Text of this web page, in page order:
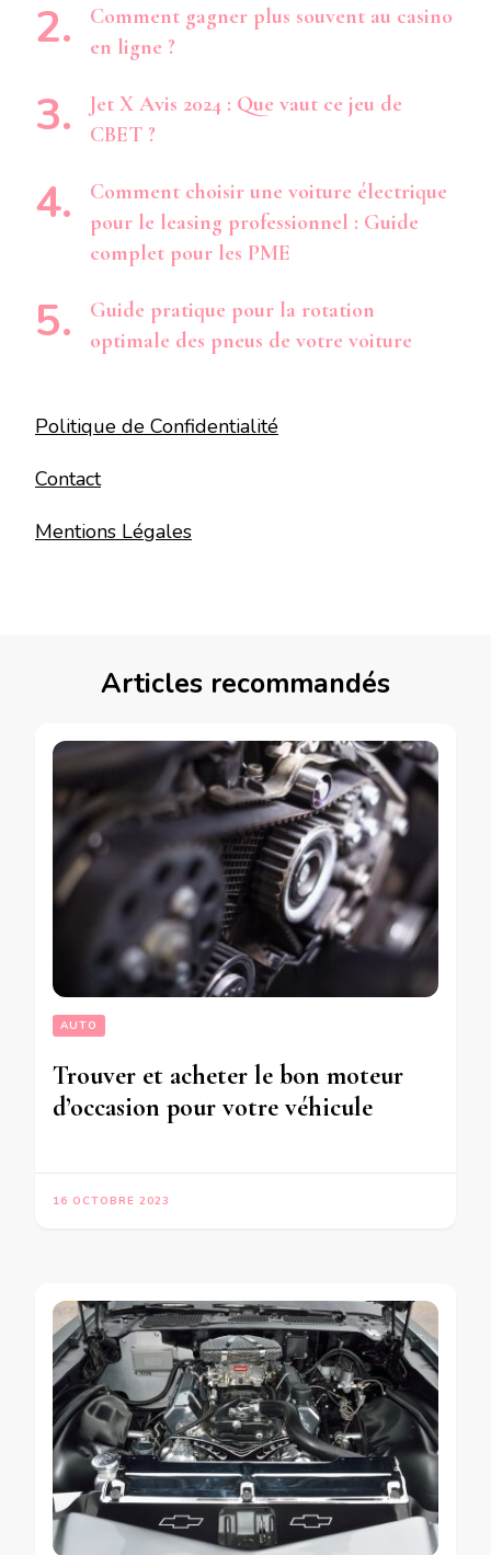
Comment gagner plus souvent au casino
en ligne ?
Jet X Avis 2024 : Que vaut ce jeu de
CBET ?
Comment choisir une voiture électrique
pour le leasing professionnel : Guide
complet pour les PME
Guide pratique pour la rotation
optimale des pneus de votre voiture
Politique de Confidentialité
Contact
Mentions Légales
Articles recommandés
AUTO
Trouver et acheter le bon moteur
d’occasion pour votre véhicule
16 OCTOBRE 2023